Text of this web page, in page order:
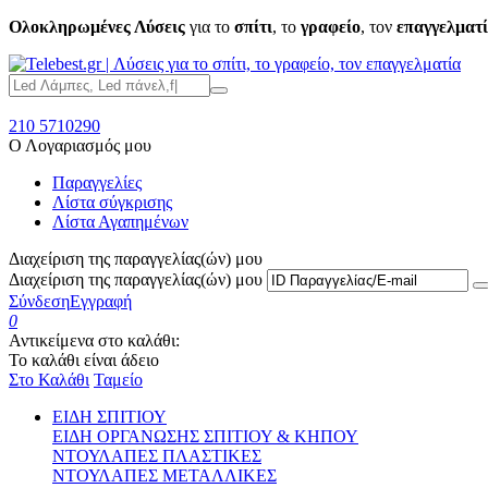
Ολοκληρωμένες Λύσεις για το σπίτι, το γραφείο, τον
210 5710290
Ο Λογαριασμός μου
Παραγγελίες
Λίστα σύγκρισης
Λίστα Αγαπημένων
Διαχείριση της παραγγελίας(ών) μου
Διαχείριση της παραγγελίας(ών) μου
ΣύνδεσηΕγγραφή
0
Αντικείμενα στο καλάθι:
Το καλάθι είναι άδειο
Στο Καλάθι Ταμείο
ΕΙΔΗ ΣΠΙΤΙΟΥ
ΕΙΔΗ ΟΡΓΑΝΩΣΗΣ ΣΠΙΤΙΟΥ & ΚΗΠΟΥ
ΝΤΟΥΛΑΠΕΣ ΠΛΑΣΤΙΚΕΣ
ΝΤΟΥΛΑΠΕΣ ΜΕΤΑΛΛΙΚΕΣ